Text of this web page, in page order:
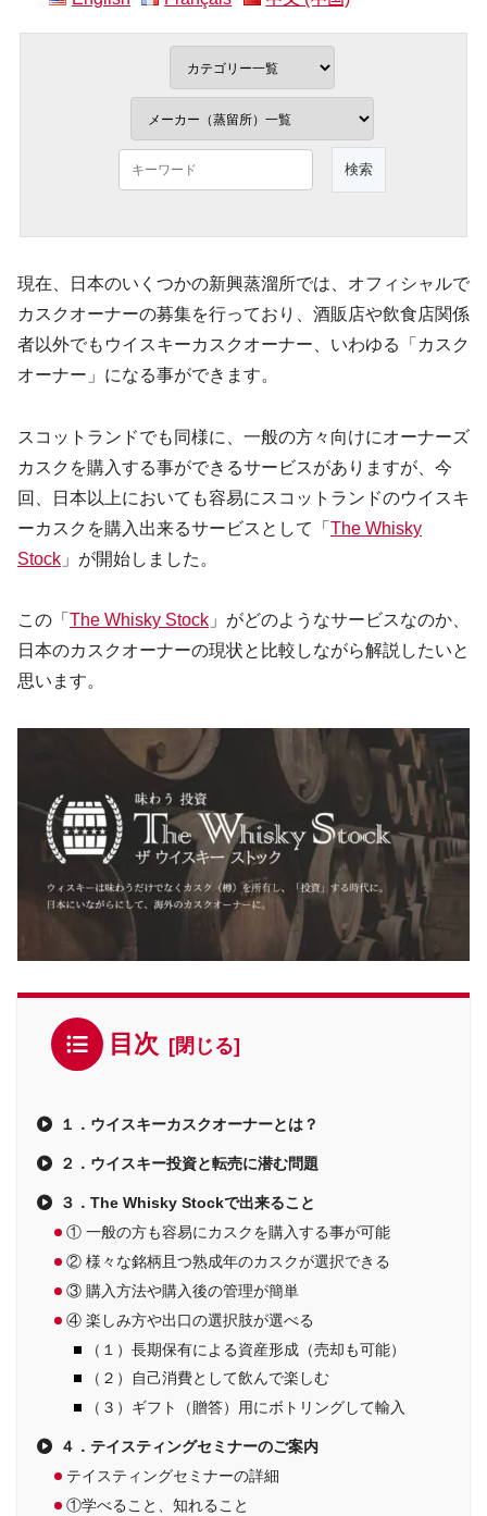
現在、日本のいくつかの新興蒸溜所では、オフィシャルで
カスクオーナーの募集を行っており、酒販店や飲食店関係
者以外でもウイスキーカスクオーナー、いわゆる「カスク
オーナー」になる事ができます。
スコットランドでも同様に、一般の方々向けにオーナーズ
カスクを購入する事ができるサービスがありますが、今
回、日本以上においても容易にスコットランドのウイスキ
ーカスクを購入出来るサービスとして「 The Whisky
Stock 」が開始しました。
この「 The Whisky Stock 」がどのようなサービスなのか、
日本のカスクオーナーの現状と比較しながら解説したいと
思います。
目次
１．ウイスキーカスクオーナーとは？
２．ウイスキー投資と転売に潜む問題
３．The Whisky Stockで出来ること
① 一般の方も容易にカスクを購入する事が可能
② 様々な銘柄且つ熟成年のカスクが選択できる
③ 購入方法や購入後の管理が簡単
④ 楽しみ方や出口の選択肢が選べる
（１）長期保有による資産形成（売却も可能）
（２）自己消費として飲んで楽しむ
（３）ギフト（贈答）用にボトリングして輸入
４．テイスティングセミナーのご案内
テイスティングセミナーの詳細
①学べること、知れること